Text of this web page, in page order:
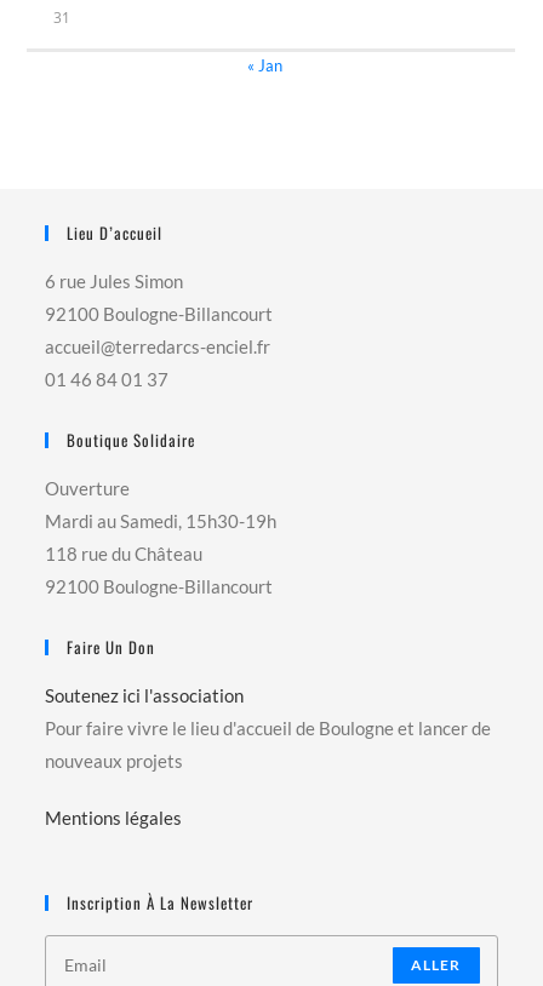
31
« Jan
Lieu D’accueil
6 rue Jules Simon
92100 Boulogne-Billancourt
accueil@terredarcs-enciel.fr
01 46 84 01 37
Boutique Solidaire
Ouverture
Mardi au Samedi, 15h30-19h
118 rue du Château
92100 Boulogne-Billancourt
Faire Un Don
Soutenez ici l'association
Pour faire vivre le lieu d'accueil de Boulogne et lancer de
nouveaux projets
Mentions légales
Inscription À La Newsletter
ALLER